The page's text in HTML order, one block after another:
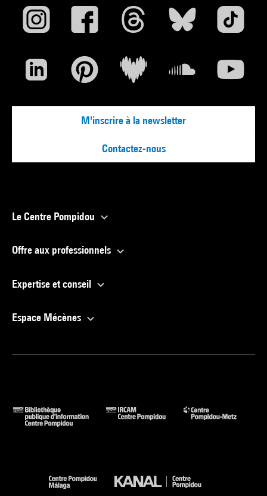
M'inscrire à la newsletter
Contactez-nous
Le Centre Pompidou
Offre aux professionnels
Expertise et conseil
Espace Mécènes